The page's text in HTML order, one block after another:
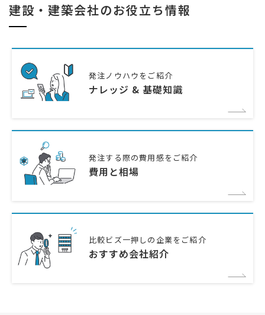
建設・建築会社のお役立ち情報
発注ノウハウをご紹介
ナレッジ & 基礎知識
発注する際の費用感をご紹介
費用と相場
比較ビズ一押しの企業をご紹介
おすすめ会社紹介